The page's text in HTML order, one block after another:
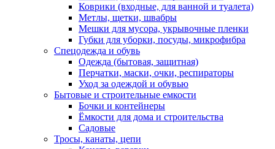
Коврики (входные, для ванной и туалета)
Метлы, щетки, швабры
Мешки для мусора, укрывочные пленки
Губки для уборки, посуды, микрофибра
Спецодежда и обувь
Одежда (бытовая, защитная)
Перчатки, маски, очки, респираторы
Уход за одеждой и обувью
Бытовые и строительные емкости
Бочки и контейнеры
Ёмкости для дома и строительства
Садовые
Тросы, канаты, цепи